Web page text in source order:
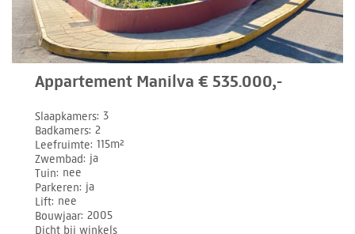
Appartement Manilva € 535.000,-
Slaapkamers 3
Badkamers 2
Leefruimte 115m²
Zwembad ja
Tuin nee
Parkeren ja
Lift nee
Bouwjaar 2005
Dicht bij winkels